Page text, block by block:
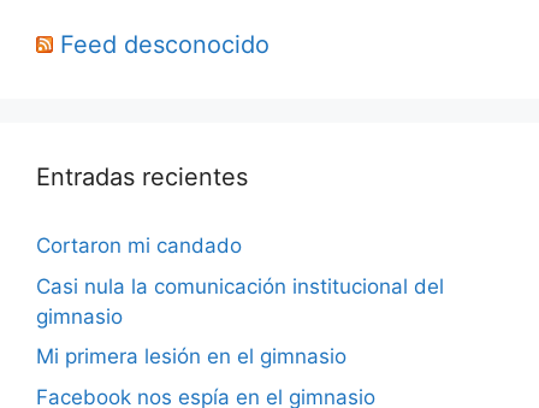
Feed desconocido
Entradas recientes
Cortaron mi candado
Casi nula la comunicación institucional del
gimnasio
Mi primera lesión en el gimnasio
Facebook nos espía en el gimnasio